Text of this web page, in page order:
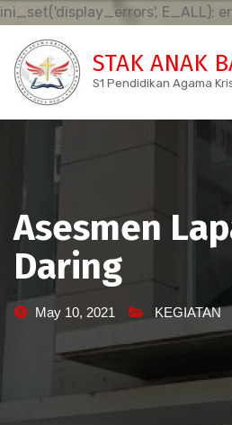
ini_set('display_errors', E_ALL);
STAK ANAK
S1 Pendidikan Agama
Asesmen
Daring
May 10, 2021 KEGIATAN